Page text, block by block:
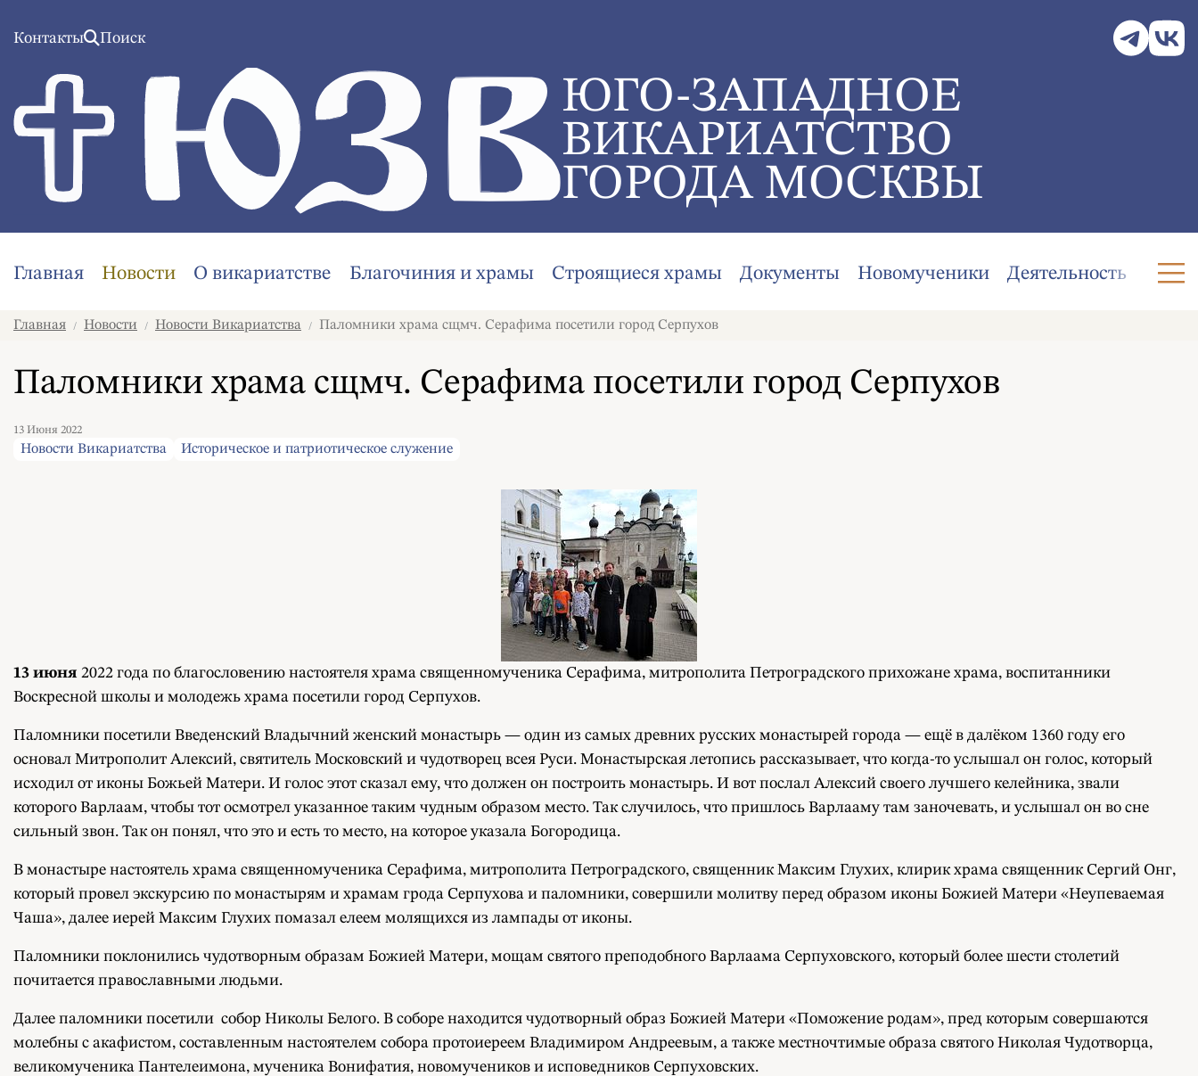
Контакты Поиск
ЮГО-ЗАПАДНОЕ
ВИКАРИАТСТВО
ГОРОДА МОСКВЫ
Главная Новости О викариатстве Благочиния и храмы Строящиеся храмы Документы Новомученики Деятельность
Главная / Новости / Новости Викариатства / Паломники храма сщмч. Серафима посетили город Серпухов
Паломники храма сщмч. Серафима посетили город Серпухов
13 Июня 2022
Новости Викариатства Историческое и патриотическое служение
13 июня 2022 года по благословению настоятеля храма священномученика Серафима, митрополита Петроградского прихожане храма, воспитанники
Воскресной школы и молодежь храма посетили город Серпухов.
Паломники посетили Введенский Владычний женский монастырь — один из самых древних русских монастырей города — ещё в далёком 1360 году его
основал Митрополит Алексий, святитель Московский и чудотворец всея Руси. Монастырская летопись рассказывает, что когда-то услышал он голос, который
исходил от иконы Божьей Матери. И голос этот сказал ему, что должен он построить монастырь. И вот послал Алексий своего лучшего келейника, звали
которого Варлаам, чтобы тот осмотрел указанное таким чудным образом место. Так случилось, что пришлось Варлааму там заночевать, и услышал он во сне
сильный звон. Так он понял, что это и есть то место, на которое указала Богородица.
В монастыре настоятель храма священномученика Серафима, митрополита Петроградского, священник Максим Глухих, клирик храма священник Сергий Онг,
который провел экскурсию по монастырям и храмам грода Серпухова и паломники, совершили молитву перед образом иконы Божией Матери «Неупеваемая
Чаша», далее иерей Максим Глухих помазал елеем молящихся из лампады от иконы.
Паломники поклонились чудотворным образам Божией Матери, мощам святого преподобного Варлаама Серпуховского, который более шести столетий
почитается православными людьми.
Далее паломники посетили собор Николы Белого. В соборе находится чудотворный образ Божией Матери «Поможение родам», пред которым совершаются
молебны с акафистом, составленным настоятелем собора протоиереем Владимиром Андреевым, а также местночтимые образа святого Николая Чудотворца,
великомученика Пантелеимона, мученика Вонифатия, новомучеников и исповедников Серпуховских.